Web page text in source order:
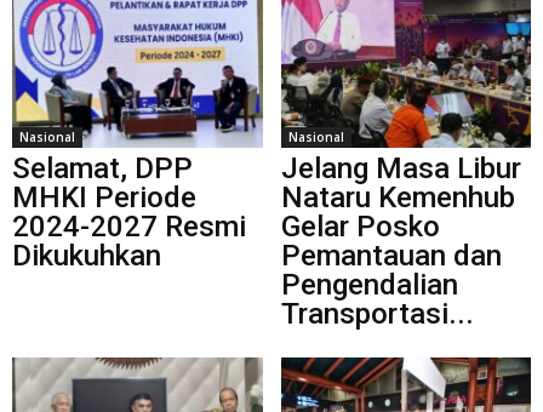
Nasional
Selamat, DPP
MHKI Periode
2024-2027 Resmi
Dikukuhkan
Nasional
Jelang Masa Libur
Nataru Kemenhub
Gelar Posko
Pemantauan dan
Pengendalian
Transportasi...